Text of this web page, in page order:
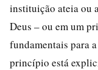
instituição ateia ou
Deus – ou em um
fundamentais para
princípio está